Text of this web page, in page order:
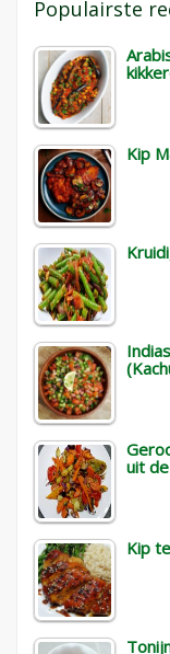
Populairste
Kip
uit
Kip